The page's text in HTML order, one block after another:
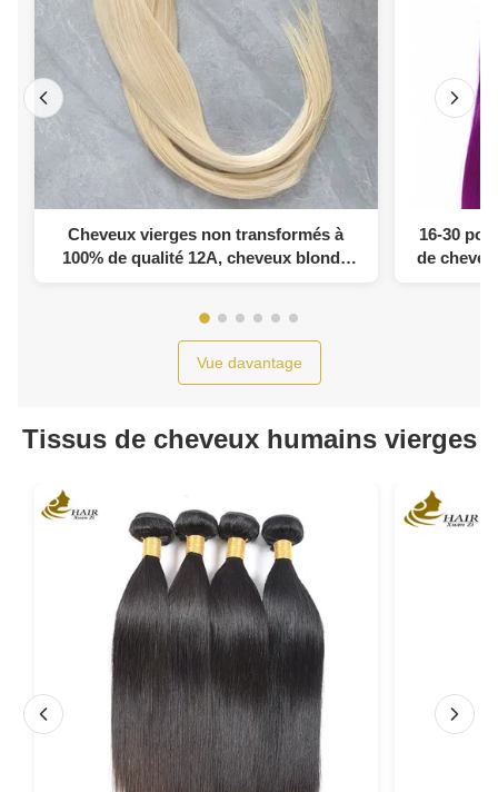
Cheveux vierges non transformés à
100% de qualité 12A, cheveux blonds
16-30
de
Vue davantage
Tissus de cheveux humains vierges